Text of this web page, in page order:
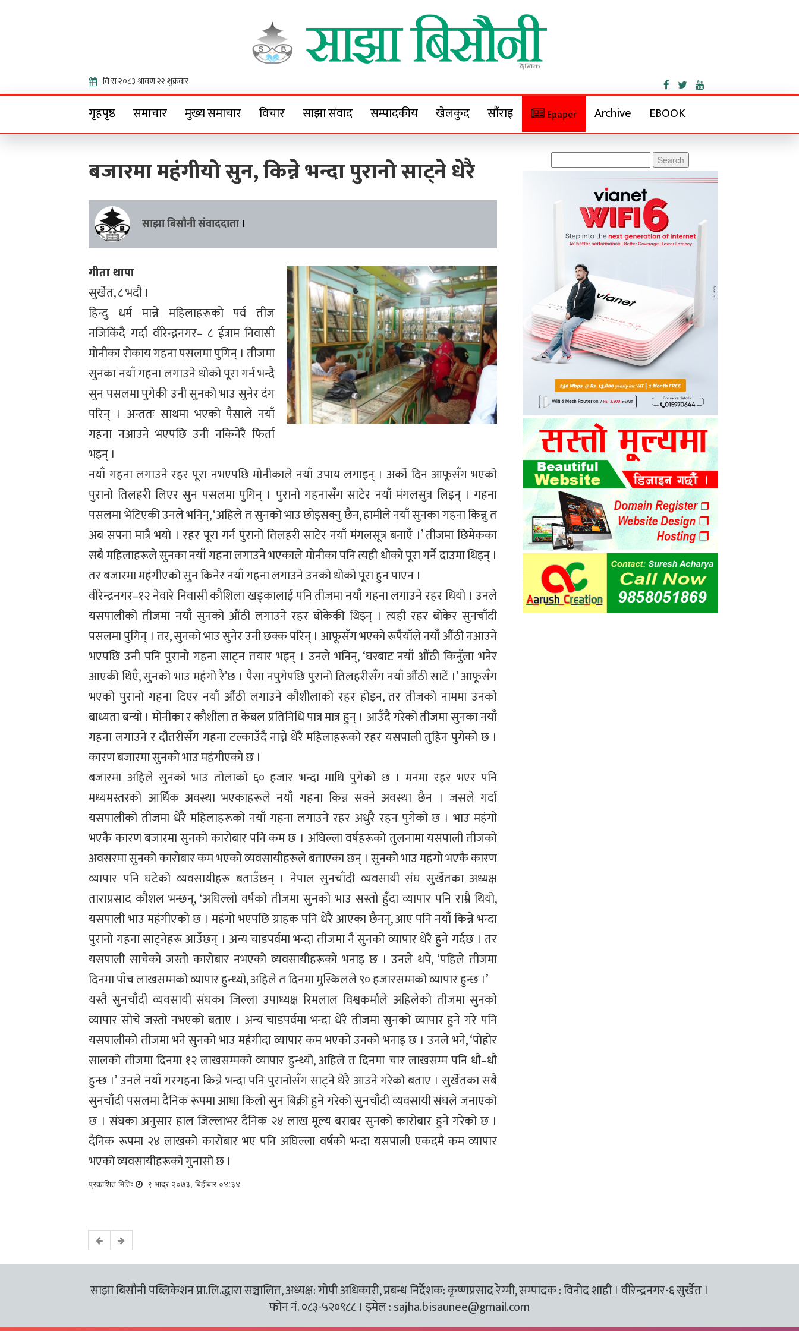
Sajha Bisaunee
गृहपृष्ठ समाचार मुख्य समाचार विचार साझा संवाद सम्पादकीय खेलकुद सौंराइ Epaper Archive EBOOK
बजारमा महंगीयो सुन, किन्ने भन्दा पुरानो साट्ने धेरै
साझा बिसौनी संवाददाता ।
गीता थापा
सुर्खेत, ८ भदौ ।
हिन्दु धर्म मान्ने महिलाहरूको पर्व तीज
नजिकिंदै गर्दा वीरेन्द्रनगर– ८ ईत्राम निवासी
मोनीका रोकाय गहना पसलमा पुगिन् । तीजमा
सुनका नयाँ गहना लगाउने धोको पूरा गर्न भन्दै
सुन पसलमा पुगेकी उनी सुनको भाउ सुनेर दंग
परिन् । अन्ततः साथमा भएको पैसाले नयाँ
गहना नआउने भएपछि उनी नकिनेरै फिर्ता
भइन् ।
नयाँ गहना लगाउने रहर पूरा नभएपछि मोनीकाले नयाँ उपाय लगाइन् । अर्को दिन आफूसँग भएको
पुरानो तिलहरी लिएर सुन पसलमा पुगिन् । पुरानो गहनासँग साटेर नयाँ मंगलसुत्र लिइन् । गहना
पसलमा भेटिएकी उनले भनिन्, ‘अहिले त सुनको भाउ छोइसक्नु छैन, हामीले नयाँ सुनका गहना किन्नु त
अब सपना मात्रै भयो । रहर पूरा गर्न पुरानो तिलहरी साटेर नयाँ मंगलसूत्र बनाएँ ।’ तीजमा छिमेकका
सबै महिलाहरूले सुनका नयाँ गहना लगाउने भएकाले मोनीका पनि त्यही धोको पूरा गर्ने दाउमा थिइन् ।
तर बजारमा महंगीएको सुन किनेर नयाँ गहना लगाउने उनको धोको पूरा हुन पाएन ।
वीरेन्द्रनगर–१२ नेवारे निवासी कौशिला खड्कालाई पनि तीजमा नयाँ गहना लगाउने रहर थियो । उनले
यसपालीको तीजमा नयाँ सुनको औंठी लगाउने रहर बोकेकी थिइन् । त्यही रहर बोकेर सुनचाँदी
पसलमा पुगिन् । तर, सुनको भाउ सुनेर उनी छक्क परिन् । आफूसँग भएको रूपैयाँले नयाँ औंठी नआउने
भएपछि उनी पनि पुरानो गहना साट्न तयार भइन् । उनले भनिन्, ‘घरबाट नयाँ औंठी किनुँला भनेर
आएकी थिएँ, सुनको भाउ महंगो रै’छ । पैसा नपुगेपछि पुरानो तिलहरीसँग नयाँ औंठी साटें ।’ आफूसँग
भएको पुरानो गहना दिएर नयाँ औंठी लगाउने कौशीलाको रहर होइन, तर तीजको नाममा उनको
बाध्यता बन्यो । मोनीका र कौशीला त केबल प्रतिनिधि पात्र मात्र हुन् । आउँदै गरेको तीजमा सुनका नयाँ
गहना लगाउने र दौतरीसँग गहना टल्काउँदै नाच्ने धेरै महिलाहरूको रहर यसपाली तुहिन पुगेको छ ।
कारण बजारमा सुनको भाउ महंगीएको छ ।
बजारमा अहिले सुनको भाउ तोलाको ६० हजार भन्दा माथि पुगेको छ । मनमा रहर भएर पनि
मध्यमस्तरको आर्थिक अवस्था भएकाहरूले नयाँ गहना किन्न सक्ने अवस्था छैन । जसले गर्दा
यसपालीको तीजमा धेरै महिलाहरूको नयाँ गहना लगाउने रहर अधुरै रहन पुगेको छ । भाउ महंगो
भएकै कारण बजारमा सुनको कारोबार पनि कम छ । अघिल्ला वर्षहरूको तुलनामा यसपाली तीजको
अवसरमा सुनको कारोबार कम भएको व्यवसायीहरूले बताएका छन् । सुनको भाउ महंगो भएकै कारण
व्यापार पनि घटेको व्यवसायीहरू बताउँछन् । नेपाल सुनचाँदी व्यवसायी संघ सुर्खेतका अध्यक्ष
ताराप्रसाद कौशल भन्छन्, ‘अघिल्लो वर्षको तीजमा सुनको भाउ सस्तो हुँदा व्यापार पनि राम्रै थियो,
यसपाली भाउ महंगीएको छ । महंगो भएपछि ग्राहक पनि धेरै आएका छैनन्, आए पनि नयाँ किन्ने भन्दा
पुरानो गहना साट्नेहरू आउँछन् । अन्य चाडपर्वमा भन्दा तीजमा नै सुनको व्यापार धेरै हुने गर्दछ । तर
यसपाली साचेको जस्तो कारोबार नभएको व्यवसायीहरूको भनाइ छ । उनले थपे, ‘पहिले तीजमा
दिनमा पाँच लाखसम्मको व्यापार हुन्थ्यो, अहिले त दिनमा मुस्किलले ९० हजारसम्मको व्यापार हुन्छ ।’
यस्तै सुनचाँदी व्यवसायी संघका जिल्ला उपाध्यक्ष रिमलाल विश्वकर्माले अहिलेको तीजमा सुनको
व्यापार सोचे जस्तो नभएको बताए । अन्य चाडपर्वमा भन्दा धेरै तीजमा सुनको व्यापार हुने गरे पनि
यसपालीको तीजमा भने सुनको भाउ महंगीदा व्यापार कम भएको उनको भनाइ छ । उनले भने, ‘पोहोर
सालको तीजमा दिनमा १२ लाखसम्मको व्यापार हुन्थ्यो, अहिले त दिनमा चार लाखसम्म पनि धौ–धौ
हुन्छ ।’ उनले नयाँ गरगहना किन्ने भन्दा पनि पुरानोसँग साट्ने धेरै आउने गरेको बताए । सुर्खेतका सबै
सुनचाँदी पसलमा दैनिक रूपमा आधा किलो सुन बिक्री हुने गरेको सुनचाँदी व्यवसायी संघले जनाएको
छ । संघका अनुसार हाल जिल्लाभर दैनिक २४ लाख मूल्य बराबर सुनको कारोबार हुने गरेको छ ।
दैनिक रूपमा २४ लाखको कारोबार भए पनि अघिल्ला वर्षको भन्दा यसपाली एकदमै कम व्यापार
भएको व्यवसायीहरूको गुनासो छ ।
प्रकाशित मितिः ९ भाद्र २०७३, बिहीबार ०४:३४
for:
साझा बिसौनी पब्लिकेशन प्रा.लि.द्धारा सञ्चालित, अध्यक्ष: गोपी अधिकारी, प्रबन्ध निर्देशक: कृष्णप्रसाद रेग्मी, सम्पादक : विनोद शाही । वीरेन्द्रनगर-६ सुर्खेत ।
फोन नं. ०८३-५२०९८८ । इमेल :sajha.bisaunee@gmail.com